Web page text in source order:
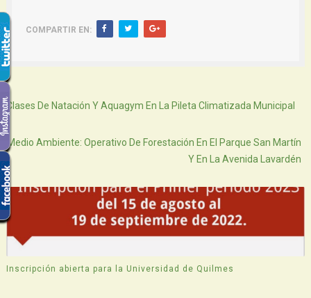
COMPARTIR EN:
Siguiente
Clases De Natación Y Aquagym En La Pileta Climatizada Municipal
Medio Ambiente: Operativo De Forestación En El Parque San Martín
Y En La Avenida Lavardén
Inscripción abierta para la Universidad de Quilmes